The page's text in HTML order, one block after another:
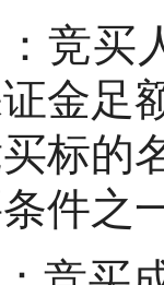
竞买
金足
标的
件之